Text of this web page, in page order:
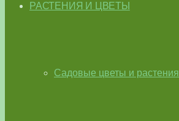
РАСТЕНИЯ И ЦВЕТЫ
Садовые цветы и растения